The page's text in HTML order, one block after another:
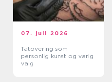
07. juli 2026
Tatovering som
personlig kunst og varig
valg